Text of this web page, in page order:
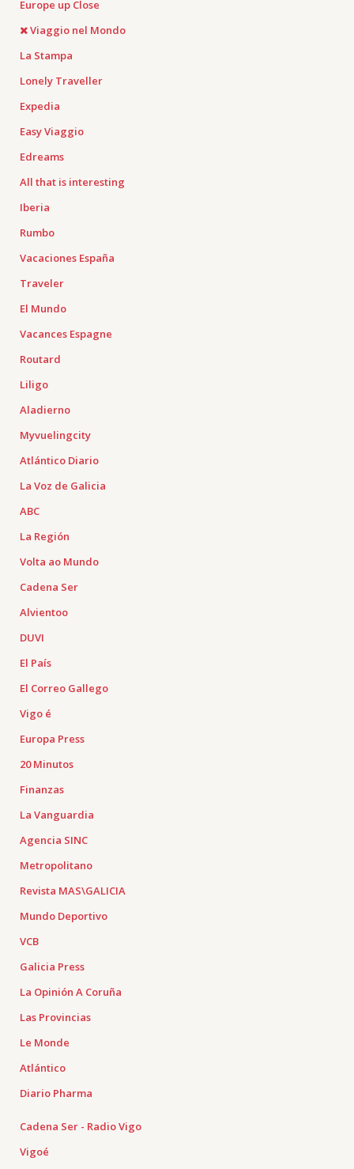
Europe up Close
Viaggio nel Mondo
La Stampa
Lonely Traveller
Expedia
Easy Viaggio
Edreams
All that is interesting
Iberia
Rumbo
Vacaciones España
Traveler
El Mundo
Vacances Espagne
Routard
Liligo
Aladierno
Myvuelingcity
Atlántico Diario
La Voz de Galicia
ABC
La Región
Volta ao Mundo
Cadena Ser
Alvientoo
DUVI
El País
El Correo Gallego
Vigo é
Europa Press
20 Minutos
Finanzas
La Vanguardia
Agencia SINC
Metropolitano
Revista MAS\GALICIA
Mundo Deportivo
VCB
Galicia Press
La Opinión A Coruña
Las Provincias
Le Monde
Atlántico
Diario Pharma
Cadena Ser - Radio Vigo
Vigoé